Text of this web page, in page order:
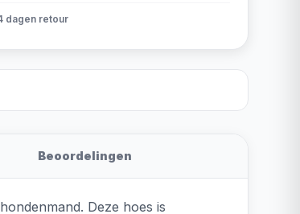
dagen retour
Beoordelingen
Deze hoes is